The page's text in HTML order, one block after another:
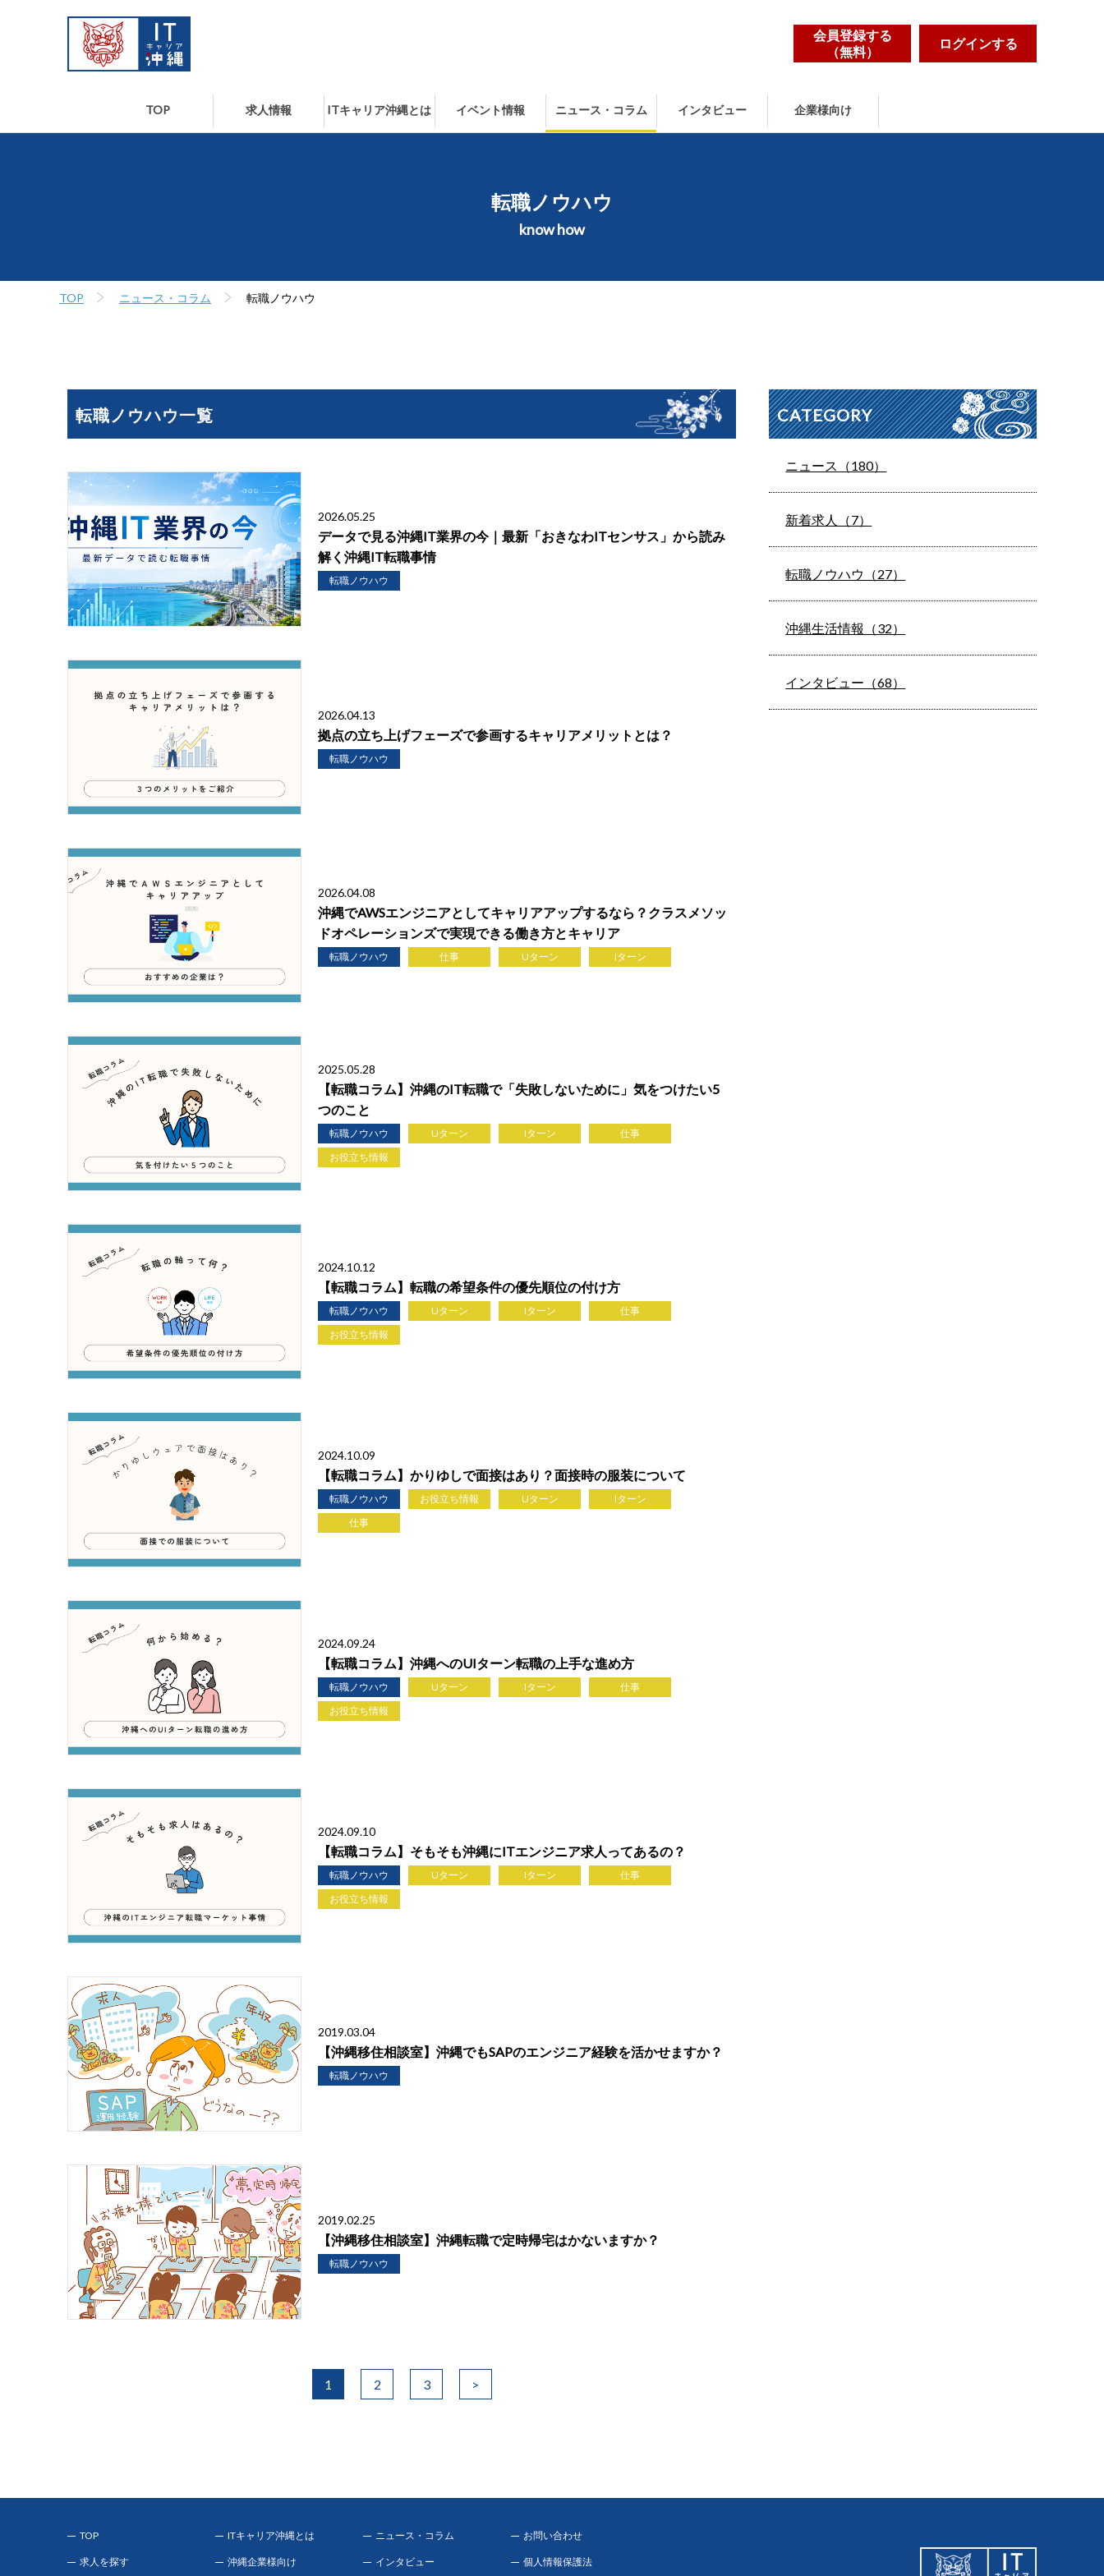
会員登録する
（無料）
ログインする
TOP 求人情報 ITキャリア沖縄とは イベント情報 ニュース・コラム インタビュー 企業様向け
転職ノウハウ
know how
TOP ニュース・コラム 転職ノウハウ
転職ノウハウ一覧
2026.05.25
データで見る沖縄IT業界の今｜最新「おきなわITセンサス」から読み
解く沖縄IT転職事情
転職ノウハウ
2026.04.13
拠点の立ち上げフェーズで参画するキャリアメリットとは？
転職ノウハウ
2026.04.08
沖縄でAWSエンジニアとしてキャリアアップするなら？クラスメソッ
ドオペレーションズで実現できる働き方とキャリア
転職ノウハウ 仕事 Uターン Iターン
2025.05.28
【転職コラム】沖縄のIT転職で「失敗しないために」気をつけたい5
つのこと
転職ノウハウ Uターン Iターン
仕事
お役立ち情報
2024.10.12
【転職コラム】転職の希望条件の優先順位の付け方
転職ノウハウ Uターン Iターン
仕事
お役立ち情報
2024.10.09
【転職コラム】かりゆしで面接はあり？面接時の服装について
転職ノウハウ お役立ち情報 Uターン
Iターン
仕事
2024.09.24
【転職コラム】沖縄へのUIターン転職の上手な進め方
転職ノウハウ Uターン Iターン
仕事
お役立ち情報
2024.09.10
【転職コラム】そもそも沖縄にITエンジニア求人ってあるの？
転職ノウハウ Uターン Iターン
仕事
お役立ち情報
2019.03.04
【沖縄移住相談室】沖縄でもSAPのエンジニア経験を活かせますか？
転職ノウハウ
2019.02.25
【沖縄移住相談室】沖縄転職で定時帰宅はかないますか？
転職ノウハウ
1 2 3 >
CATEGORY
ニュース（180）
新着求人（7）
転職ノウハウ（27）
沖縄生活情報（32）
インタビュー（68）
TOP ITキャリア沖縄とは ニュース・コラム お問い合わせ
求人を探す 沖縄企業様向け インタビュー 個人情報保護法